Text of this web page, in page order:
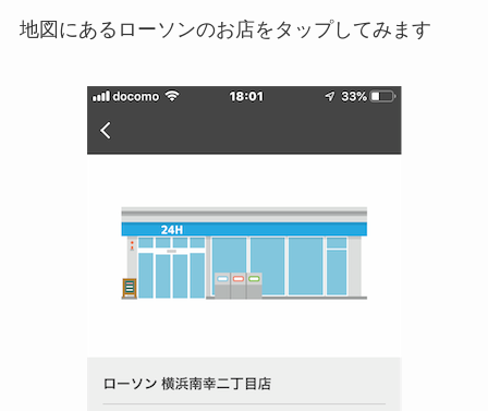
地図にあるローソンのお店をタップしてみます